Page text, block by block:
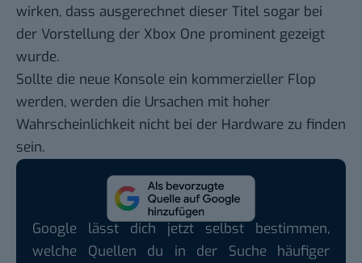
wirken, dass ausgerechnet dieser Titel sogar bei
der Vorstellung der Xbox One prominent gezeigt
wurde.
Sollte die neue Konsole ein kommerzieller Flop
werden, werden die Ursachen mit hoher
Wahrscheinlichkeit nicht bei der Hardware zu finden
sein.
Google lässt dich jetzt selbst bestimmen,
welche Quellen du in der Suche häufiger